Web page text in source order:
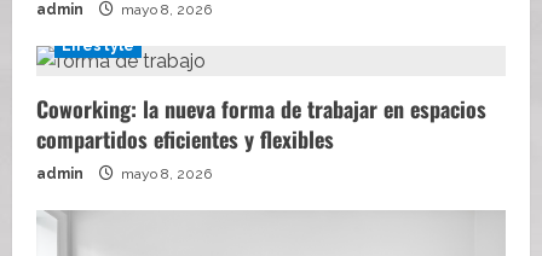
admin mayo 8, 2026
Lifestyle
Coworking: la nueva forma de trabajar en espacios
compartidos eficientes y flexibles
admin mayo 8, 2026